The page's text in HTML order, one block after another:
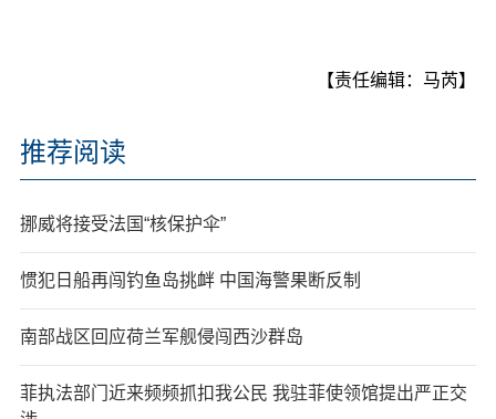
【责任编辑：马芮】
推荐阅读
挪威将接受法国“核保护伞”
惯犯日船再闯钓鱼岛挑衅 中国海警果断反制
南部战区回应荷兰军舰侵闯西沙群岛
菲执法部门近来频频抓扣我公民 我驻菲使领馆提出严正交